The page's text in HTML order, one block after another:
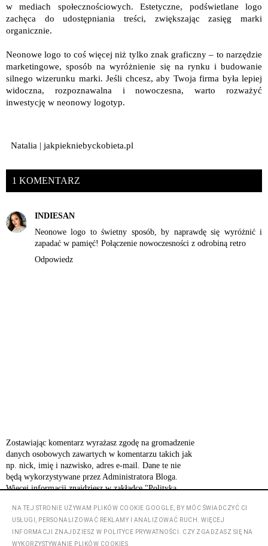
w mediach społecznościowych. Estetyczne, podświetlane logo
zachęca do udostępniania treści, zwiększając zasięg marki
organicznie.
Neonowe logo to coś więcej niż tylko znak graficzny – to narzędzie
marketingowe, sposób na wyróżnienie się na rynku i budowanie
silnego wizerunku marki. Jeśli chcesz, aby Twoja firma była lepiej
widoczna, rozpoznawalna i nowoczesna, warto rozważyć
inwestycję w neonowy logotyp.
Natalia | jakpiekniebyckobieta.pl
1 KOMENTARZ
INDIESAN
Neonowe logo to świetny sposób, by naprawdę się wyróżnić i
zapadać w pamięć! Połączenie nowoczesności z odrobiną retro
Odpowiedz
Zostawiając komentarz wyrażasz zgodę na gromadzenie
danych osobowych zawartych w komentarzu takich jak
np. nick, imię i nazwisko, adres e-mail. Dane te nie
będą wykorzystywane przez Administratora Bloga.
Więcej informacji znajdziesz w zakładce "Polityka
‹ ›
NA TEJ STRONIE UŻYWAM PLIKÓW COOKIE GOOGLE, BY MÓC ŚWIADCZYĆ CI
USŁUGI, PERSONALIZOWAĆ REKLAMY I ANALIZOWAĆ RUCH. WIĘCEJ
INFORMACJI ZNAJDZIESZ W POLITYCE PRYWATNOŚCI. CZY ZGADZASZ SIĘ NA
WYKORZYSTYWANIE PLIKÓW COOKIES